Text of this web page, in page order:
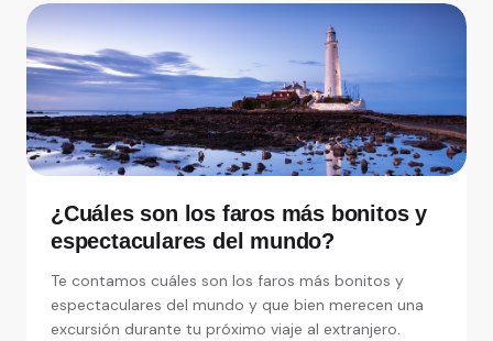
¿Cuáles son los faros más bonitos y
espectaculares del mundo?
Te contamos cuáles son los faros más bonitos y
espectaculares del mundo y que bien merecen una
excursión durante tu próximo viaje al extranjero.